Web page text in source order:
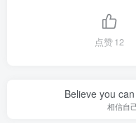
点赞12
Believe you
相信自